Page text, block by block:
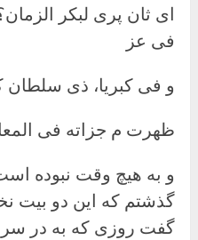
ای ثان پری لبکر
فی عز
و فی کبریا، ذی
ظهرت م جزاته فی
و به هیچ وقت نبوده
گذشتم که این دو بیت
گفت روزی که به در